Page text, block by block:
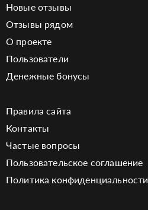
Новые отзывы
Отзывы рядом
О проекте
Пользователи
Денежные бонусы
Правила сайта
Контакты
Частые вопросы
Пользовательское соглашение
Политика конфиденциальности